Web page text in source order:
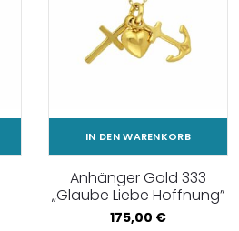
IN DEN WARENKORB
Anhänger Gold 333
„Glaube Liebe Hoffnung”
175,00 €